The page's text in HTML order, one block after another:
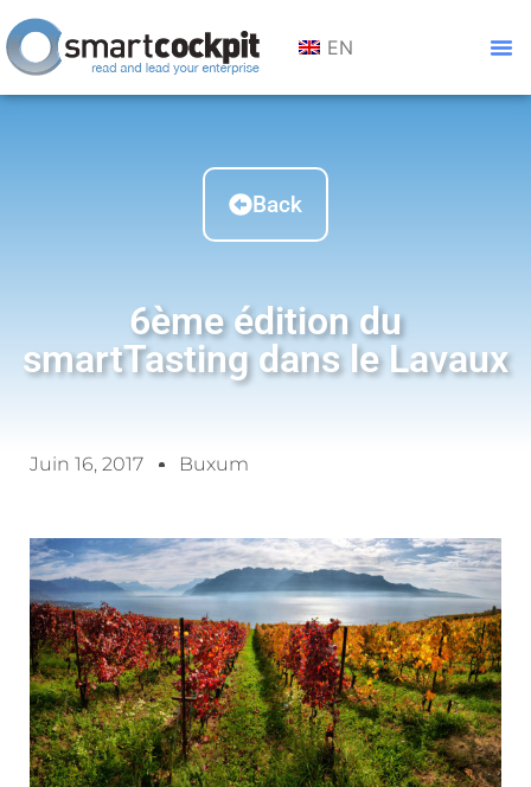
EN
Back
6ème édition du
smartTasting dans le Lavaux
Juin 16, 2017 Buxum